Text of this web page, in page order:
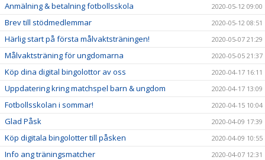
Anmälning & betalning fotbollsskola 2020-05-12 09:00
Brev till stödmedlemmar 2020-05-12 08:51
Härlig start på första målvaktsträningen! 2020-05-07 21:29
Målvaktsträning för ungdomarna 2020-05-05 21:37
Köp dina digital bingolottor av oss 2020-04-17 16:11
Uppdatering kring matchspel barn & ungdom 2020-04-17 13:09
Fotbollsskolan i sommar! 2020-04-15 10:04
Glad Påsk 2020-04-09 17:39
Köp digitala bingolotter till påsken 2020-04-09 10:55
Info ang träningsmatcher 2020-04-07 12:31